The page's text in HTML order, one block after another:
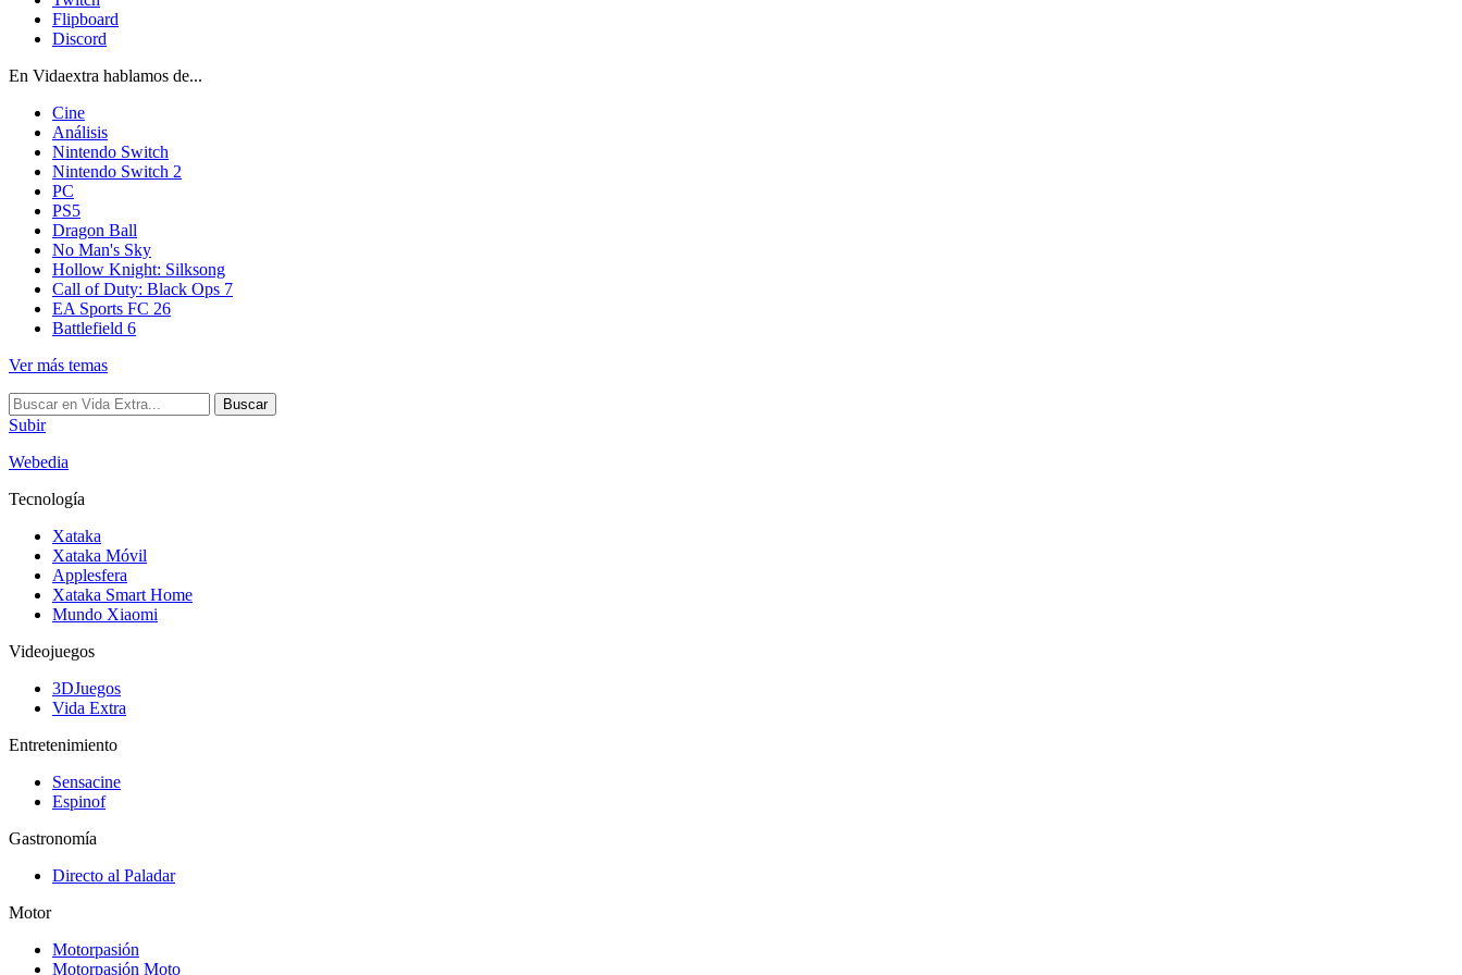
Flipboard
Discord
En Vidaextra hablamos de...
Cine
Análisis
Nintendo Switch
Nintendo Switch 2
PC
PS5
Dragon Ball
No Man's Sky
Hollow Knight: Silksong
Call of Duty: Black Ops 7
EA Sports FC 26
Battlefield 6
Ver más temas
Buscar
Subir
Webedia
Tecnología
Xataka
Xataka Móvil
Applesfera
Xataka Smart Home
Mundo Xiaomi
Videojuegos
3DJuegos
Vida Extra
Entretenimiento
Sensacine
Espinof
Gastronomía
Directo al Paladar
Motor
Motorpasión
Motorpasión Moto